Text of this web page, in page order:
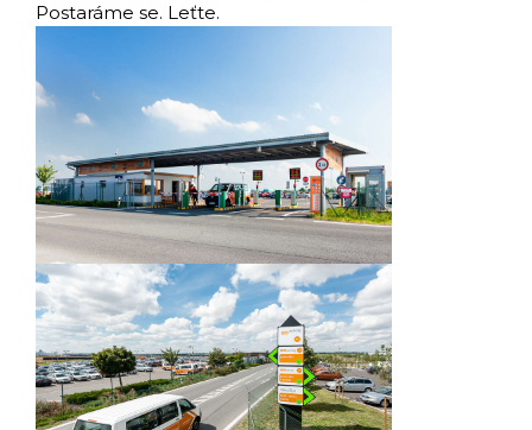
Postaráme se. Leťte.